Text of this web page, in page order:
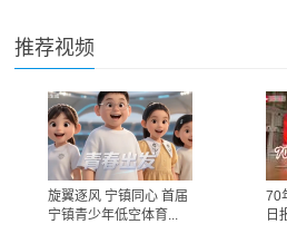
推荐视频
旋翼逐风 宁镇同心 首届
宁镇青少年低空体育...
70
日